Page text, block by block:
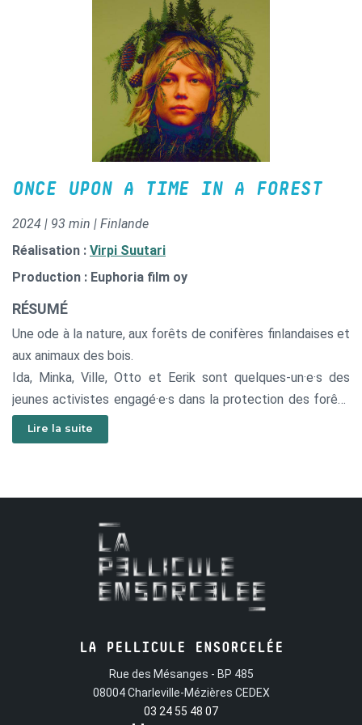
ONCE UPON A TIME IN A FOREST
2024 | 93 min | Finlande
Réalisation : Virpi Suutari
Production : Euphoria film oy
RÉSUMÉ
Une ode à la nature, aux forêts de conifères finlandaises et
aux animaux des bois.
Ida, Minka, Ville, Otto et Eerik sont quelques-un·e·s des
jeunes activistes engagé·e·s dans la protection des forêts
en Finlande. Par des images d’une grande sensualité, on
découvre ici ces héroïnes et ces héros dans la
Lire la suite
LA PELLICULE ENSORCELÉE
Rue des Mésanges - BP 485
08004 Charleville-Mézières CEDEX
03 24 55 48 07